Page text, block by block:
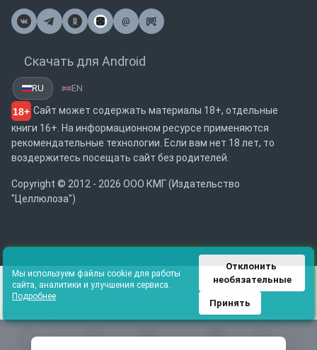
@
Почта
Скачать для Android
RU EN
18+ Сайт может содержать материалы 18+, отдельные
книги 16+. На информационном ресурсе применяются
рекомендательные технологии. Если вам нет 18 лет, то
воздержитесь посещать сайт без родителей.
Copyright © 2012 - 2026 ООО КМГ (Издательство
"Целлюлоза")
Мы используем файлы cookie для работы
сайта, аналитики и улучшения сервиса.
Подробнее
Отклонить
необязательные
Принять